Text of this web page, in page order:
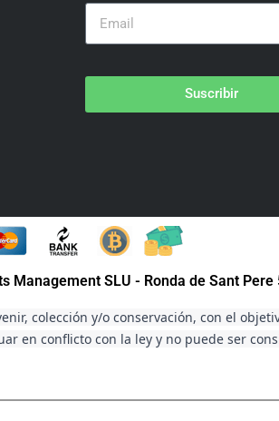
Suscribir
SLU - Ronda de Sant
colección y/o conservación, con el
en conflicto con la ley y no puede ser